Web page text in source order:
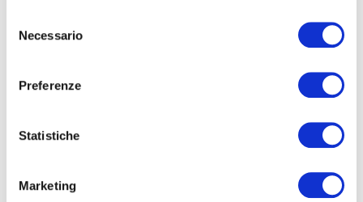
delNecessario
Preferenze
Statistiche
Marketing